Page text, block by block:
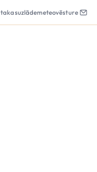
takasuzlādemeteovēsture